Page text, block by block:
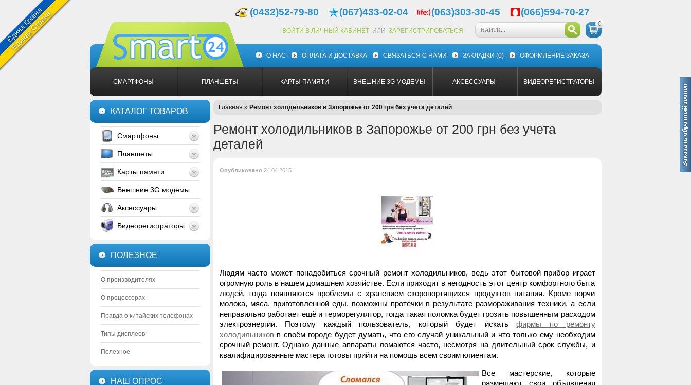
(0432)52-79-80 (067)433-02-04 (063)303-30-45 (066)594-70-27
0
ВОЙТИ В ЛИЧНЫЙ КАБИНЕТ
ИЛИ ЗАРЕГИСТРИРОВАТЬСЯ
О НАС ОПЛАТА И ДОСТАВКА СВЯЗАТЬСЯ С НАМИ ЗАКЛАДКИ (0) ОФОРМЛЕНИЕ ЗАКАЗА
СМАРТФОНЫ ПЛАНШЕТЫ КАРТЫ ПАМЯТИ ВНЕШНИЕ 3G МОДЕМЫ АКСЕССУАРЫ ВИДЕОРЕГИСТРАТОРЫ
КАТАЛОГ ТОВАРОВ
Смартфоны
Планшеты
Карты памяти
Внешние 3G модемы
Аксессуары
Видеорегистраторы
ПОЛЕЗНОЕ
О производителях
О процессорах
Правда о китайских телефонах
Типы дисплеев
Полезное
НАШ ОПРОС
Главная » Ремонт холодильников в Запорожье от 200 грн без учета деталей
Ремонт холодильников в Запорожье от 200 грн без учета
деталей
Опубликовано 24.04.2015 |
Людям часто может понадобиться срочный ремонт холодильников, ведь этот бытовой прибор играет
огромную роль в нашем домашнем хозяйстве. Если приходит в негодность этот центр комфортного быта
людей, тогда появляются проблемы с хранением скоропортящихся продуктов питания. Кроме порчи
молока, мяса, приготовленной еды, возможны протечки в результате размораживания техники, а если
неправильно работает ещё и терморегулятор, тогда такая поломка будет грозить повышенным расходом
электроэнергии. Поэтому каждый пользователь, который будет искатьфирмы по ремонту
холодильниковв своём городе будет думать, что его случай уникальный и что только ему необходим
срочный ремонт. Однако данные аппараты ломаются часто, несмотря на длительный срок службы, и
квалифицированные мастера готовы прийти на помощь всем своим клиентам.
Все мастерские, которые
размещают свои объявления